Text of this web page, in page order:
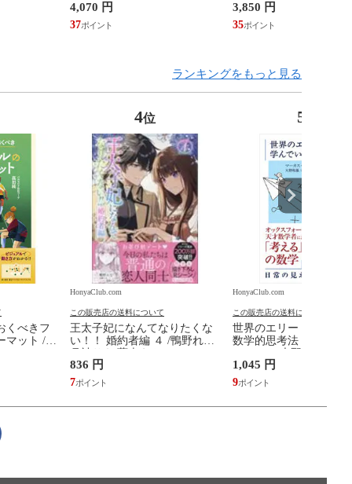
4,070 円
37
3,850 円
35
ランキングをもっと見る
くべきフ
マット /高
4位
HonyaClub.com
この販売店の送料について
王太子妃になんてなりたくな
い！！ 婚約者編 ４ /鴨野れな
836 円
7
5
HonyaClub.com
この販売店の送料について
世界のエリートが学ん
数学的思考法 /マーカス
1,045 円
9